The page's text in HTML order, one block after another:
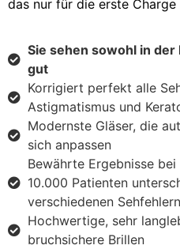
das nur für die erste
Sie sehen sowohl in der
gut
Korrigiert perfekt alle
Astigmatismus und
Modernste Gläser, die
sich anpassen
Bewährte Ergebnisse
10.000 Patienten
verschiedenen Sehfehlern
Hochwertige, sehr
bruchsichere Brillen